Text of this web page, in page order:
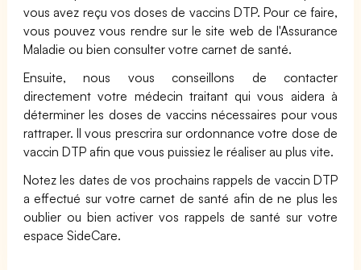
vous avez reçu vos doses de vaccins DTP. Pour ce faire,
vous pouvez vous rendre sur le site web de l'Assurance
Maladie ou bien consulter votre carnet de santé.
Ensuite, nous vous conseillons de contacter
directement votre médecin traitant qui vous aidera à
déterminer les doses de vaccins nécessaires pour vous
rattraper. Il vous prescrira sur ordonnance votre dose de
vaccin DTP afin que vous puissiez le réaliser au plus vite.
Notez les dates de vos prochains rappels de vaccin DTP
a effectué sur votre carnet de santé afin de ne plus les
oublier ou bien activer vos rappels de santé sur votre
espace SideCare.